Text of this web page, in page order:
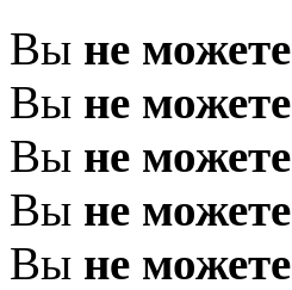
Вы не можете
Вы не можете
Вы не можете
Вы не можете
Вы не можете